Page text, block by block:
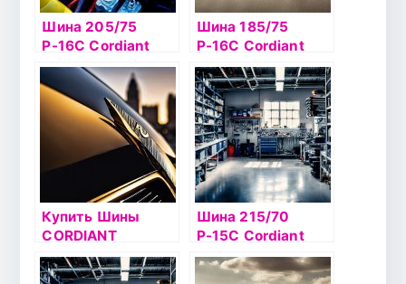
Шина 205/75
Р-16С Cordiant
Business CW-2
113/111ш
Шина 185/75
Р-16С Cordiant
Business CW-2
104/ шип
Купить Шины
CORDIANT
Business CA
Шина 215/70
Р-15C Cordiant
Business CA-1
109/107